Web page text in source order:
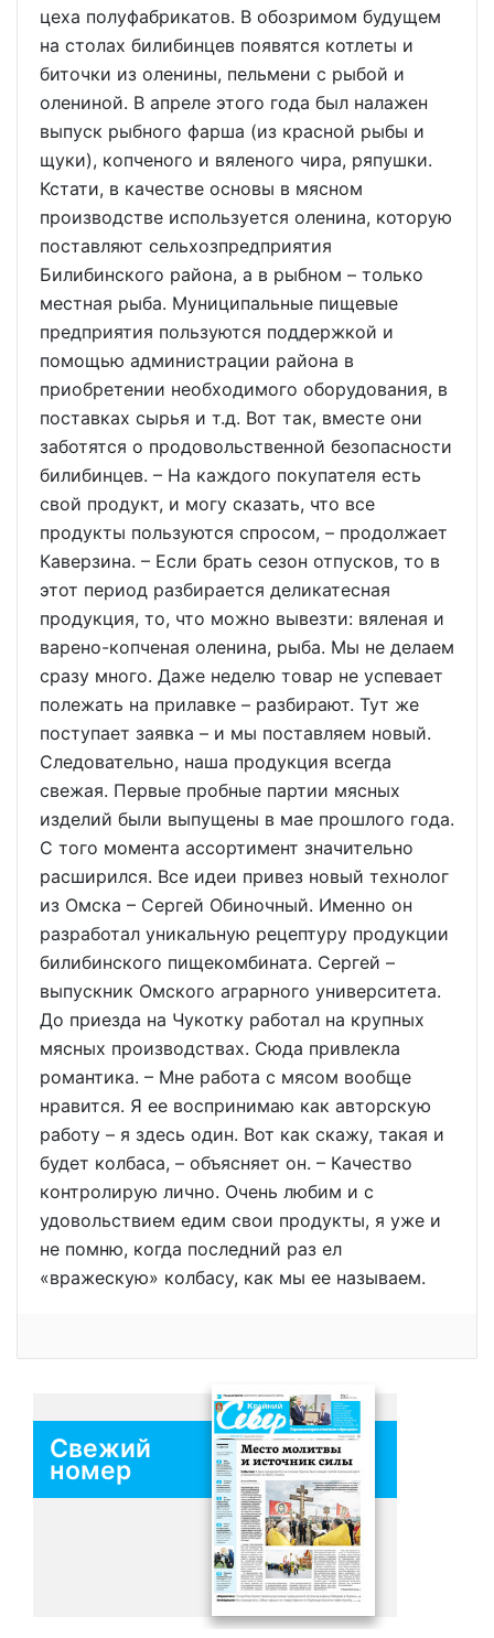
цеха полуфабрикатов. В обозримом будущем
на столах билибинцев появятся котлеты и
биточки из оленины, пельмени с рыбой и
олениной. В апреле этого года был налажен
выпуск рыбного фарша (из красной рыбы и
щуки), копченого и вяленого чира, ряпушки.
Кстати, в качестве основы в мясном
производстве используется оленина, которую
поставляют сельхозпредприятия
Билибинского района, а в рыбном – только
местная рыба. Муниципальные пищевые
предприятия пользуются поддержкой и
помощью администрации района в
приобретении необходимого оборудования, в
поставках сырья и т.д. Вот так, вместе они
заботятся о продовольственной безопасности
билибинцев. – На каждого покупателя есть
свой продукт, и могу сказать, что все
продукты пользуются спросом, – продолжает
Каверзина. – Если брать сезон отпусков, то в
этот период разбирается деликатесная
продукция, то, что можно вывезти: вяленая и
варено-копченая оленина, рыба. Мы не делаем
сразу много. Даже неделю товар не успевает
полежать на прилавке – разбирают. Тут же
поступает заявка – и мы поставляем новый.
Следовательно, наша продукция всегда
свежая. Первые пробные партии мясных
изделий были выпущены в мае прошлого года.
С того момента ассортимент значительно
расширился. Все идеи привез новый технолог
из Омска – Сергей Обиночный. Именно он
разработал уникальную рецептуру продукции
билибинского пищекомбината. Сергей –
выпускник Омского аграрного университета.
До приезда на Чукотку работал на крупных
мясных производствах. Сюда привлекла
романтика. – Мне работа с мясом вообще
нравится. Я ее воспринимаю как авторскую
работу – я здесь один. Вот как скажу, такая и
будет колбаса, – объясняет он. – Качество
контролирую лично. Очень любим и с
удовольствием едим свои продукты, я уже и
не помню, когда последний раз ел
«вражескую» колбасу, как мы ее называем.
Свежий
номер